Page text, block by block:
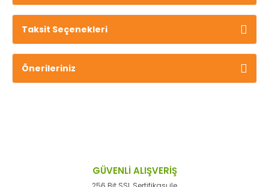
Taksit Seçenekleri
Önerileriniz
GÜVENLİ ALIŞVERİŞ